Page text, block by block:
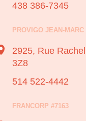
438 386-7345
PROVIGO JEAN-
2925, Rue
3Z8
514 522-4442
FRANCORP #7163